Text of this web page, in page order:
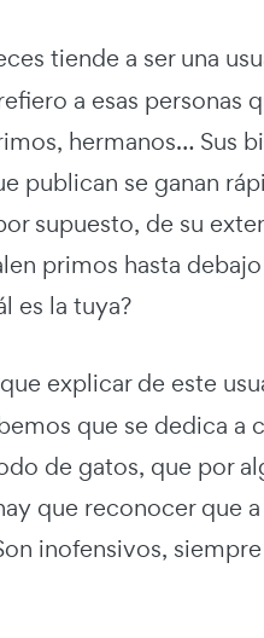
tiende a ser una
a esas personas
hermanos… Sus
publican se ganan
supuesto, de su
primos hasta
es la tuya?
explicar de este
que se dedica a
de gatos, que por
que reconocer que
inofensivos,